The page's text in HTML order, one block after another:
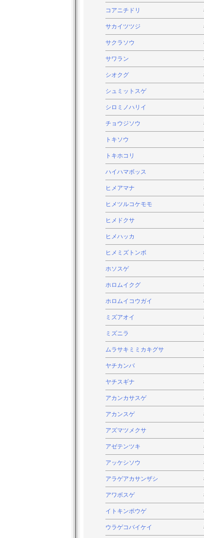
コアニチドリ
サカイツツジ
サクラソウ
サワラン
シオクグ
シュミットスゲ
シロミノハリイ
チョウジソウ
トキソウ
トキホコリ
ハイハマボッス
ヒメアマナ
ヒメツルコケモモ
ヒメドクサ
ヒメハッカ
ヒメミズトンボ
ホソスゲ
ホロムイクグ
ホロムイコウガイ
ミズアオイ
ミズニラ
ムラサキミミカキグサ
ヤチカンバ
ヤチスギナ
アカンカサスゲ
アカンスゲ
アズマツメクサ
アゼテンツキ
アッケシソウ
アラゲアカサンザシ
アワボスゲ
イトキンポウゲ
ウラゲコバイケイ